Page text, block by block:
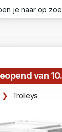
van
Trolleys